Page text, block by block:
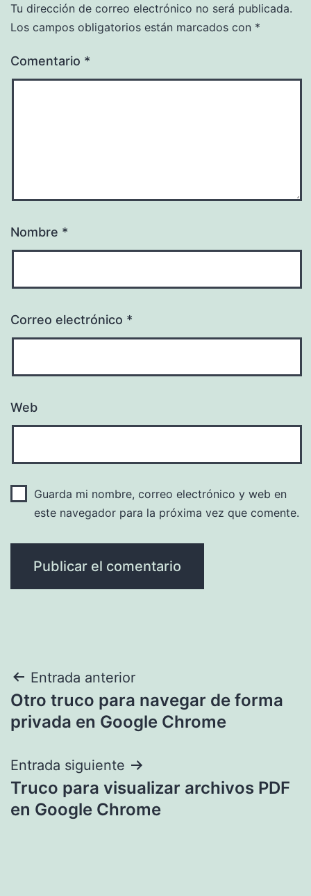
Tu dirección de correo electrónico no será publicada.
Los campos obligatorios están marcados con *
Comentario *
Nombre *
Correo electrónico *
Web
Guarda mi nombre, correo electrónico y web en
este navegador para la próxima vez que comente.
Navegación
de
Entrada anterior
Otro truco para navegar de forma
privada en Google Chrome
Entrada siguiente
Truco para visualizar archivos PDF
en Google Chrome